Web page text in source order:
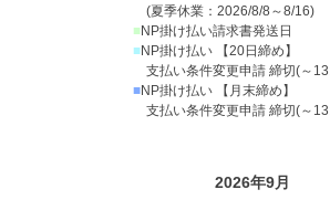
(夏季休業：2026/8/8～8/16)
■NP掛け払い請求書発送日
■NP掛け払い 【20日締め】
支払い条件変更申請 締切(～
■NP掛け払い 【月末締め】
支払い条件変更申請 締切(～
2026年9月